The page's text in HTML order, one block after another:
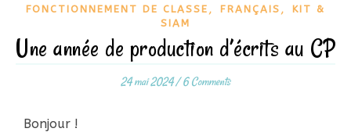
FONCTIONNEMENT DE CLASSE , FRANÇAIS ,
KIT &
SIAM
Une année de production d’écrits au CP
24 mai 2024/ 6 Comments
Bonjour !